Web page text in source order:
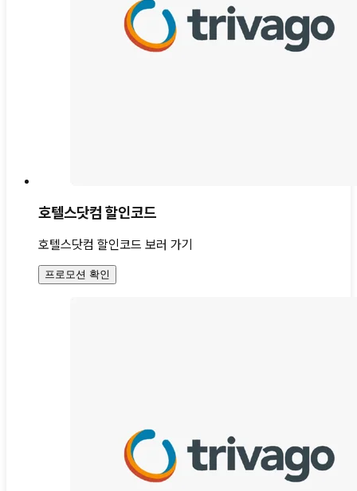
호텔스닷컴 할인코드
호텔스닷컴 할인코드 보러 가기
프로모션 확인